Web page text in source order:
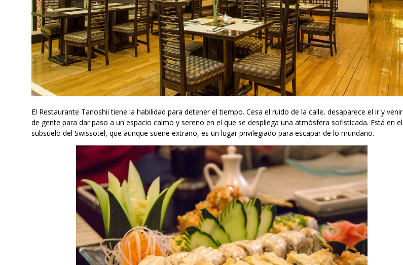
El Restaurante Tanoshii tiene la habilidad para detener el tiempo. Cesa el ruido de la calle, desaparece el ir y venir
de gente para dar paso a un espacio calmo y sereno en el que se despliega una atmósfera sofisticada. Está en el
subsuelo del Swissotel, que aunque suene extraño, es un lugar privilegiado para escapar de lo mundano.